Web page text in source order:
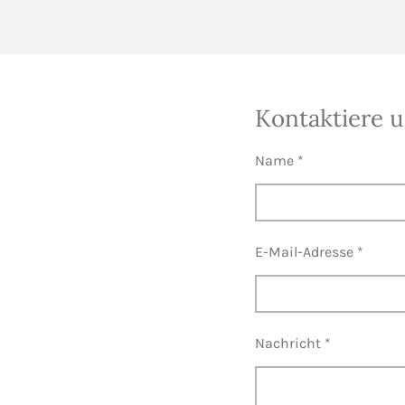
Kontaktiere
Name *
E-Mail-Adresse *
Nachricht *